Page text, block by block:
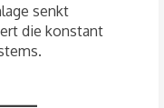
senkt
die konstant